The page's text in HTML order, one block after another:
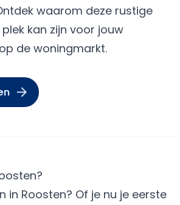
waarom deze rustige
kan zijn voor jouw
de woningmarkt.
in Roosten? Of je nu je eerste